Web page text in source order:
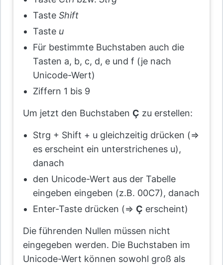
Taste Shift
Taste u
Für bestimmte Buchstaben auch die
Tasten a, b, c, d, e und f (je nach
Unicode-Wert)
Ziffern 1 bis 9
Um jetzt den Buchstaben Ç zu erstellen:
Strg + Shift + u gleichzeitig drücken (=>
es erscheint ein unterstrichenes u),
danach
den Unicode-Wert aus der Tabelle
eingeben eingeben (z.B. 00C7), danach
Enter-Taste drücken (=> Ç erscheint)
Die führenden Nullen müssen nicht
eingegeben werden. Die Buchstaben im
Unicode-Wert können sowohl groß als